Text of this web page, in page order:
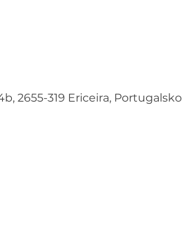
2655-319 Ericeira, Portugalsko